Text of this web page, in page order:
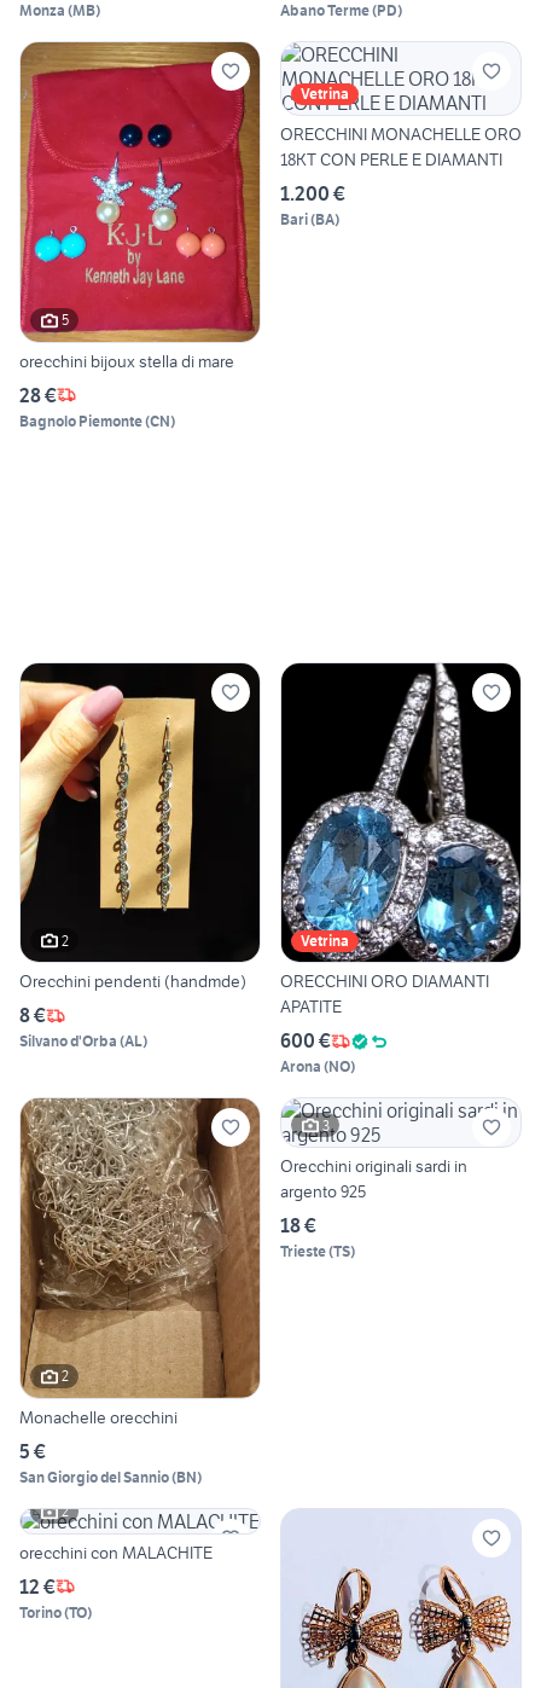
Monza (MB) Abano Terme(PD)
5
orecchini bijoux stella di mare
28 €
Bagnolo Piemonte(CN)
Vetrina
ORECCHINI MONACHELLE ORO
18KT CON PERLE E DIAMANTI
1.200 €
Bari(BA)
2
Orecchini pendenti (handmde)
8 €
Silvano d'Orba (AL)
Vetrina
ORECCHINI ORO DIAMANTI
APATITE
600 €
Arona (NO)
2
Monachelle orecchini
5 €
San Giorgio del Sannio(BN)
3
Orecchini originali sardi in
argento 925
18 €
Trieste(TS)
2
orecchini con MALACHITE
12 €
Torino(TO)